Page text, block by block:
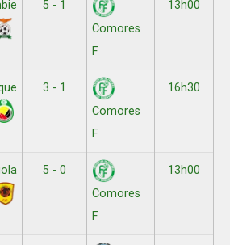
5 - 1
Comores
F
13h00
3 - 1
Comores
F
16h30
5 - 0
Comores
F
13h00